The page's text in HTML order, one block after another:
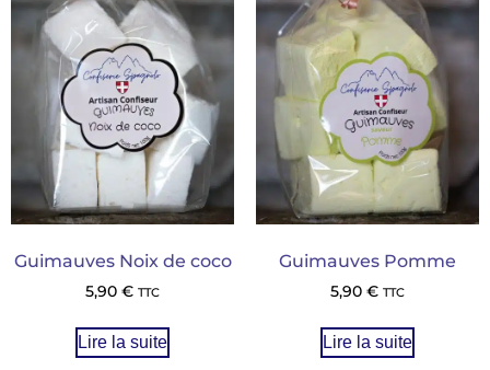
Guimauves Noix de coco
5,90 € TTC
Lire la suite
Guimauves Pomme
5,90 € TTC
Lire la suite